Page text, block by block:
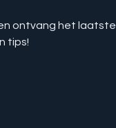
ontvang het laatste
tips!